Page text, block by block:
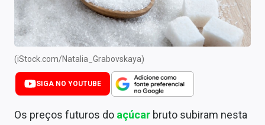
Carteiras Recomendadas
Central de Dividendos
Central de Fundos Imobiliários
Central dos IPOs
Renda Fixa
(iStock.com/Natalia_Grabovskaya)
SIGA NO YOUTUBE
Os preços futuros do açúcar bruto subiram nesta